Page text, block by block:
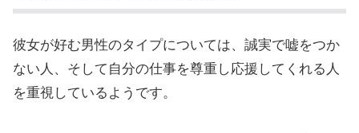
彼女が好む男性のタイプについては、誠実で嘘をつか
ない人、そして自分の仕事を尊重し応援してくれる人
を重視しているようです。